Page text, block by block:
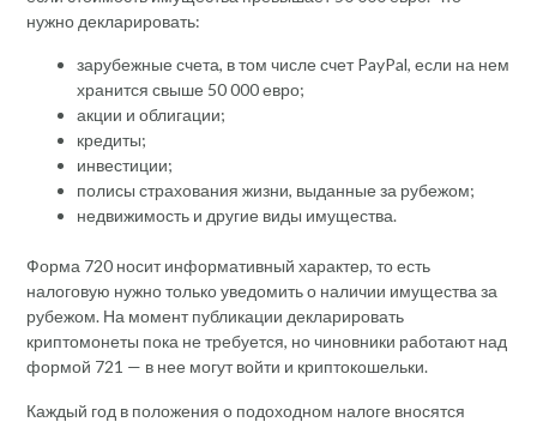
нужно декларировать:
зарубежные счета, в том числе счет PayPal, если на нем
хранится свыше 50 000 евро;
акции и облигации;
кредиты;
инвестиции;
полисы страхования жизни, выданные за рубежом;
недвижимость и другие виды имущества.
Форма 720 носит информативный характер, то есть
налоговую нужно только уведомить о наличии имущества за
рубежом. На момент публикации декларировать
криптомонеты пока не требуется, но чиновники работают над
формой 721 — в нее могут войти и криптокошельки.
Каждый год в положения о подоходном налоге вносятся